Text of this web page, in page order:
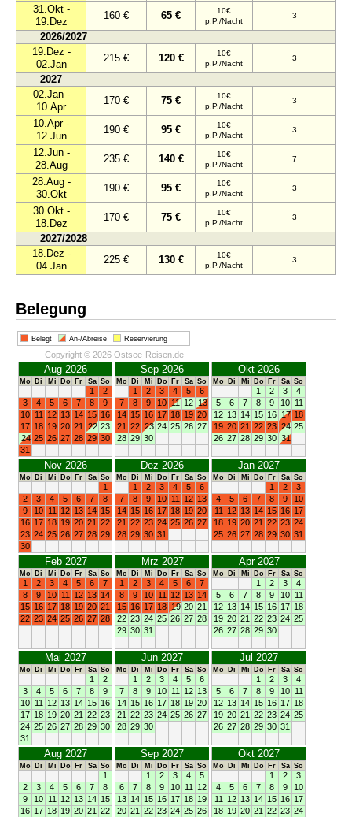
31.Okt -
19.Dez
160 € 65 €
10€
p.P./Nacht
3
2026/2027
19.Dez -
02.Jan
215 € 120 €
10€
p.P./Nacht
3
2027
02.Jan -
10.Apr
170 € 75 €
10€
p.P./Nacht
3
10.Apr -
12.Jun
190 € 95 €
10€
p.P./Nacht
3
12.Jun -
28.Aug
235 € 140 €
10€
p.P./Nacht
7
28.Aug -
30.Okt
190 € 95 €
10€
p.P./Nacht
3
30.Okt -
18.Dez
170 € 75 €
10€
p.P./Nacht
3
2027/2028
18.Dez -
04.Jan
225 € 130 €
10€
p.P./Nacht
3
Belegung
Belegt An-/Abreise Reservierung
Copyright © 2026 Ostsee-Reisen.de
Aug 2026
Mo Di Mi Do Fr Sa So
1
2
3
4 5 6 7 8
9
10 11 12 13 14 15 16
17 18 19 20 21 22 23
24 25 26 27 28 29 30
31
Sep 2026
Mo Di Mi Do Fr Sa So
1 2 3 4 5
6
7
8 9 10 11 12 13
14 15 16 17 18 19 20
21 22 23 24 25 26 27
28 29 30
Okt 2026
Mo Di Mi Do Fr Sa So
1 2 3
4
5
6 7 8 9 10 11
12 13 14 15 16 17 18
19 20 21 22 23 24 25
26 27 28 29 30 31
Nov 2026
Mo Di Mi Do Fr Sa So
1
2
3 4 5 6 7
8
9
10 11 12 13 14 15
16 17 18 19 20 21 22
23 24 25 26 27 28 29
30
Dez 2026
Mo Di Mi Do Fr Sa So
1 2 3 4 5
6
7
8 9 10 11 12 13
14 15 16 17 18 19 20
21 22 23 24 25 26 27
28 29 30 31
Jan 2027
Mo Di Mi Do Fr Sa So
1 2
3
4
5 6 7 8 9
10
11
12 13 14 15 16 17
18 19 20 21 22 23 24
25 26 27 28 29 30 31
Feb 2027
Mo Di Mi Do Fr Sa So
1 2 3 4 5 6
7
8
9 10 11 12 13 14
15 16 17 18 19 20 21
22 23 24 25 26 27 28
Mrz 2027
Mo Di Mi Do Fr Sa So
1 2 3 4 5 6
7
8
9 10 11 12 13 14
15 16 17 18 19 20 21
22 23 24 25 26 27 28
29 30 31
Apr 2027
Mo Di Mi Do Fr Sa So
1 2 3
4
5
6 7 8 9 10 11
12 13 14 15 16 17 18
19 20 21 22 23 24 25
26 27 28 29 30
Mai 2027
Mo Di Mi Do Fr Sa So
1
2
3
4 5 6 7 8
9
10 11 12 13 14 15 16
17 18 19 20 21 22 23
24 25 26 27 28 29 30
31
Jun 2027
Mo Di Mi Do Fr Sa So
1 2 3 4 5
6
7
8 9 10 11 12 13
14 15 16 17 18 19 20
21 22 23 24 25 26 27
28 29 30
Jul 2027
Mo Di Mi Do Fr Sa So
1 2 3
4
5
6 7 8 9 10 11
12 13 14 15 16 17 18
19 20 21 22 23 24 25
26 27 28 29 30 31
Aug 2027
Mo Di Mi Do Fr Sa So
1
2
3 4 5 6 7
8
9
10 11 12 13 14 15
16 17 18 19 20 21 22
Sep 2027
Mo Di Mi Do Fr Sa So
1 2 3 4
5
6
7 8 9 10 11
12
13 14 15 16 17 18 19
20 21 22 23 24 25 26
Okt 2027
Mo Di Mi Do Fr Sa So
1 2
3
4
5 6 7 8 9
10
11
12 13 14 15 16 17
18 19 20 21 22 23 24